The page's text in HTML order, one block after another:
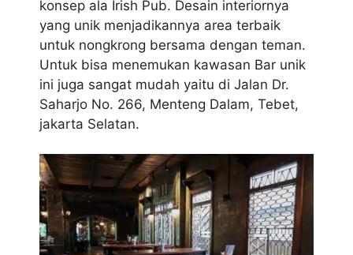
konsep ala Irish Pub. Desain interiornya
yang unik menjadikannya area terbaik
untuk nongkrong bersama dengan teman.
Untuk bisa menemukan kawasan Bar unik
ini juga sangat mudah yaitu di Jalan Dr.
Saharjo No. 266, Menteng Dalam, Tebet,
jakarta Selatan.